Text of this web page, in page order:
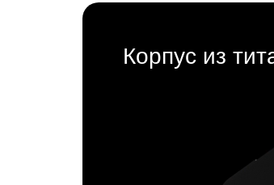
Корпус из